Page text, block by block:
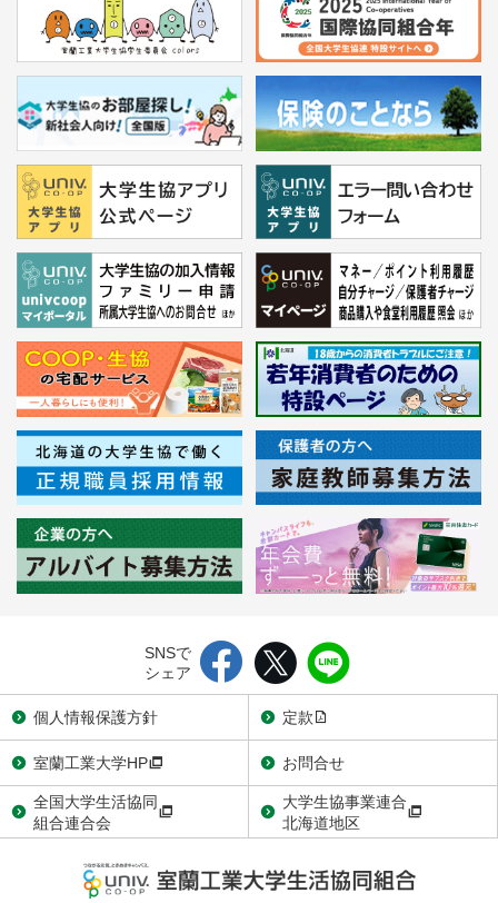
SNSで
シェア
個人情報保護方針
定款
室蘭工業大学HP
お問合せ
全国大学生活協同
組合連合会
大学生協事業連合
北海道地区